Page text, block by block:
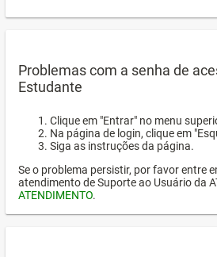
Problemas com a senha de
Estudante
Clique em "Entrar" no menu
Na página de login, clique em
Siga as instruções da página.
Se o problema persistir, por favor entre
atendimento de Suporte ao Usuário da
ATENDIMENTO.